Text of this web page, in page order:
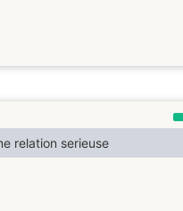
relation serieuse